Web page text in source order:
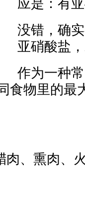
应是：有
没错，确
亚硝酸盐
作为一种
食物里的最
肉、熏肉、